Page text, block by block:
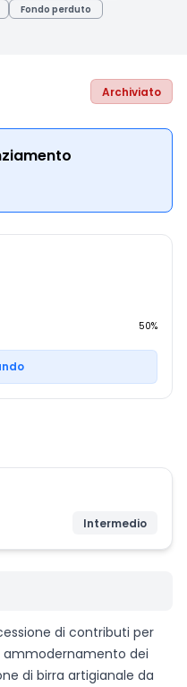
Fondo perduto
Archiviato
50%
Intermedio
di contributi per
dei
di birra artigianale da